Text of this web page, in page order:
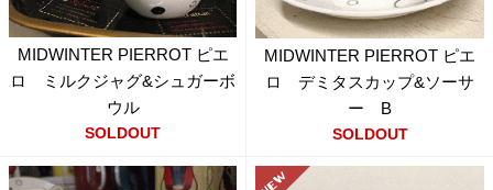
MIDWINTER PIERROT ピエ
ロ ミルクジャグ&シュガーボ
ウル
SOLDOUT
MIDWINTER PIERROT ピエ
ロ デミタスカップ&ソーサ
ー B
SOLDOUT